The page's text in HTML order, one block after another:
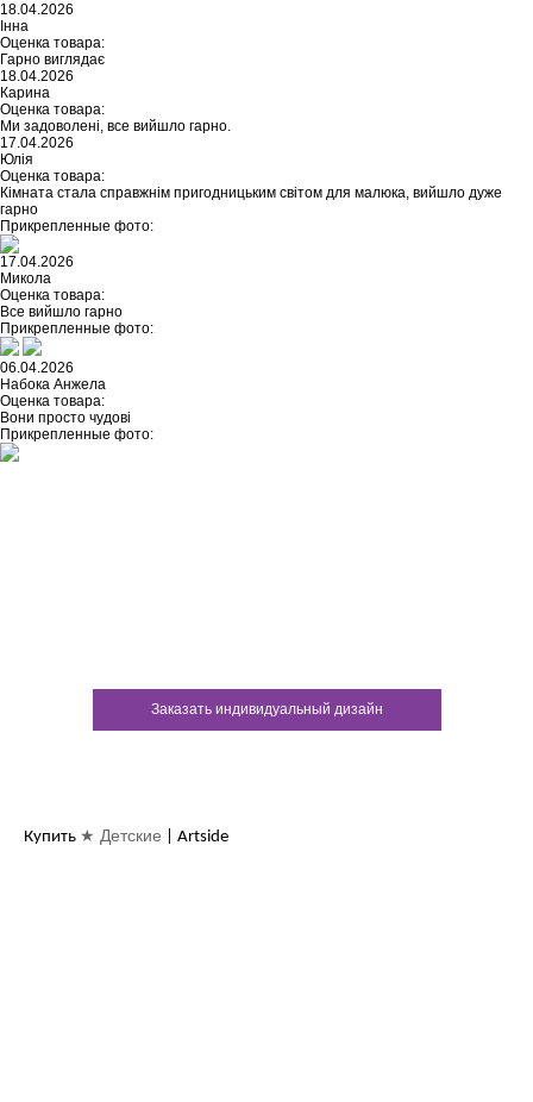
18.04.2026
Інна
Оценка товара:
Гарно виглядає
18.04.2026
Карина
Оценка товара:
Ми задоволені, все вийшло гарно.
17.04.2026
Юлія
Оценка товара:
Кімната стала справжнім пригодницьким світом для малюка, вийшло дуже
гарно
Прикрепленные фото:
17.04.2026
Микола
Оценка товара:
Все вийшло гарно
Прикрепленные фото:
06.04.2026
Набока Анжела
Оценка товара:
Вони просто чудові
Прикрепленные фото:
Заказать индивидуальный дизайн
Купить ★ Детские | Artside